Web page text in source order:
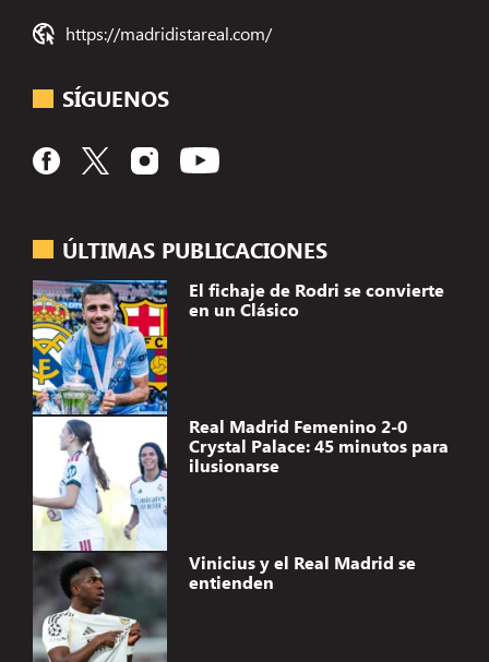
ÚLTIMAS PUBLICACIONES
El fichaje de Rodri se convierte
en un Clásico
Real Madrid Femenino 2-0
Crystal Palace: 45 minutos para
ilusionarse
Vinicius y el Real Madrid se
entienden
https://madridistareal.com/
SÍGUENOS